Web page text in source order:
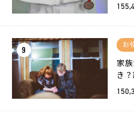
9 お
家
き